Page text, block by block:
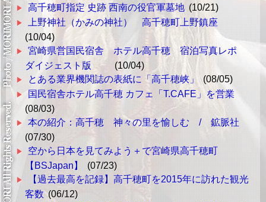
高千穂町指定 史跡 西南の役官軍墓地 (10/21)
上野神社（かみの神社） 高千穂町上野鎮座
(10/04)
宮崎県営国民宿舎 ホテル高千穂 宿泊写真レポ
ダイジェスト版
(10/04)
とある業界機関誌の表紙に「高千穂峡」 (08/05)
国民宿舎ホテル高千穂 カフェ「T.CAFE」を営業
(08/03)
本の紹介：高千穂 神々の里を愉しむ / 鉱脈社
(07/30)
空から日本を見てみよう＋で宮崎県高千穂町
【BSJapan】
(07/23)
【過去最高を記録】高千穂町を2015年に訪れた観光
客数 (06/12)